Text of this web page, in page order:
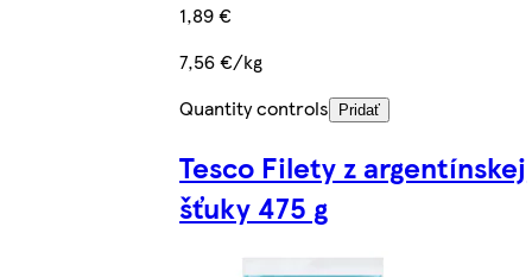
1,89 €
7,56 €/kg
Quantity controls
Pridať
Tesco Filety z argentínskej
šťuky 475 g